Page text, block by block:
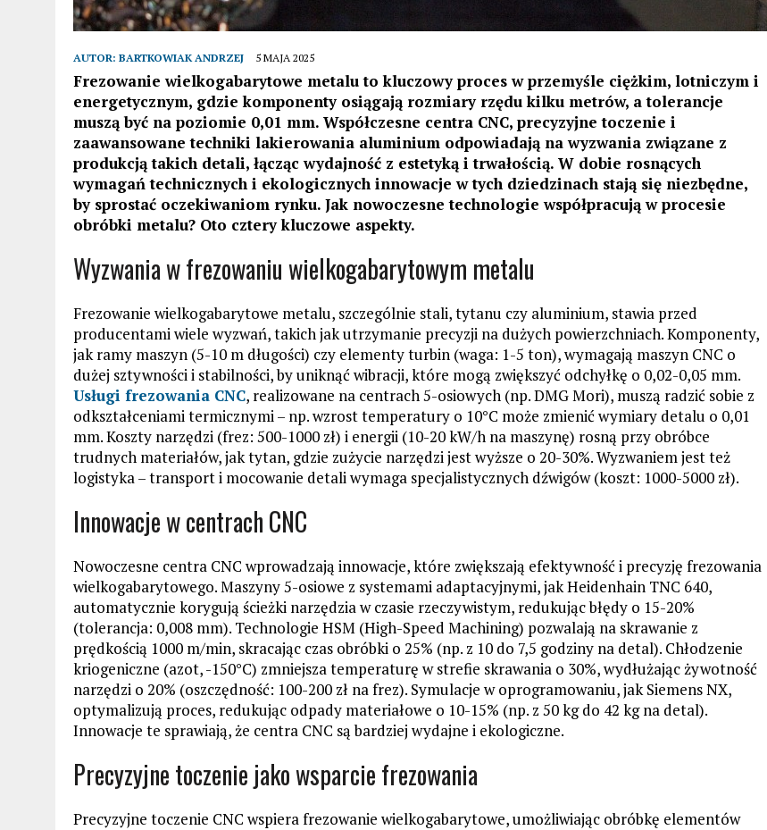
AUTOR: BARTKOWIAK ANDRZEJ 5 MAJA 2025
Frezowanie wielkogabarytowe metalu to kluczowy proces w przemyśle ciężkim, lotniczym i
energetycznym, gdzie komponenty osiągają rozmiary rzędu kilku metrów, a tolerancje
muszą być na poziomie 0,01 mm. Współczesne centra CNC, precyzyjne toczenie i
zaawansowane techniki lakierowania aluminium odpowiadają na wyzwania związane z
produkcją takich detali, łącząc wydajność z estetyką i trwałością. W dobie rosnących
wymagań technicznych i ekologicznych innowacje w tych dziedzinach stają się niezbędne,
by sprostać oczekiwaniom rynku. Jak nowoczesne technologie współpracują w procesie
obróbki metalu? Oto cztery kluczowe aspekty.
Wyzwania w frezowaniu wielkogabarytowym metalu
Frezowanie wielkogabarytowe metalu, szczególnie stali, tytanu czy aluminium, stawia przed
producentami wiele wyzwań, takich jak utrzymanie precyzji na dużych powierzchniach. Komponenty,
jak ramy maszyn (5-10 m długości) czy elementy turbin (waga: 1-5 ton), wymagają maszyn CNC o
dużej sztywności i stabilności, by uniknąć wibracji, które mogą zwiększyć odchyłkę o 0,02-0,05 mm.
Usługi frezowania CNC, realizowane na centrach 5-osiowych (np. DMG Mori), muszą radzić sobie z
odkształceniami termicznymi – np. wzrost temperatury o 10°C może zmienić wymiary detalu o 0,01
mm. Koszty narzędzi (frez: 500-1000 zł) i energii (10-20 kW/h na maszynę) rosną przy obróbce
trudnych materiałów, jak tytan, gdzie zużycie narzędzi jest wyższe o 20-30%. Wyzwaniem jest też
logistyka – transport i mocowanie detali wymaga specjalistycznych dźwigów (koszt: 1000-5000 zł).
Innowacje w centrach CNC
Nowoczesne centra CNC wprowadzają innowacje, które zwiększają efektywność i precyzję frezowania
wielkogabarytowego. Maszyny 5-osiowe z systemami adaptacyjnymi, jak Heidenhain TNC 640,
automatycznie korygują ścieżki narzędzia w czasie rzeczywistym, redukując błędy o 15-20%
(tolerancja: 0,008 mm). Technologie HSM (High-Speed Machining) pozwalają na skrawanie z
prędkością 1000 m/min, skracając czas obróbki o 25% (np. z 10 do 7,5 godziny na detal). Chłodzenie
kriogeniczne (azot, -150°C) zmniejsza temperaturę w strefie skrawania o 30%, wydłużając żywotność
narzędzi o 20% (oszczędność: 100-200 zł na frez). Symulacje w oprogramowaniu, jak Siemens NX,
optymalizują proces, redukując odpady materiałowe o 10-15% (np. z 50 kg do 42 kg na detal).
Innowacje te sprawiają, że centra CNC są bardziej wydajne i ekologiczne.
Precyzyjne toczenie jako wsparcie frezowania
Precyzyjne toczenie CNC wspiera frezowanie wielkogabarytowe, umożliwiając obróbkę elementów